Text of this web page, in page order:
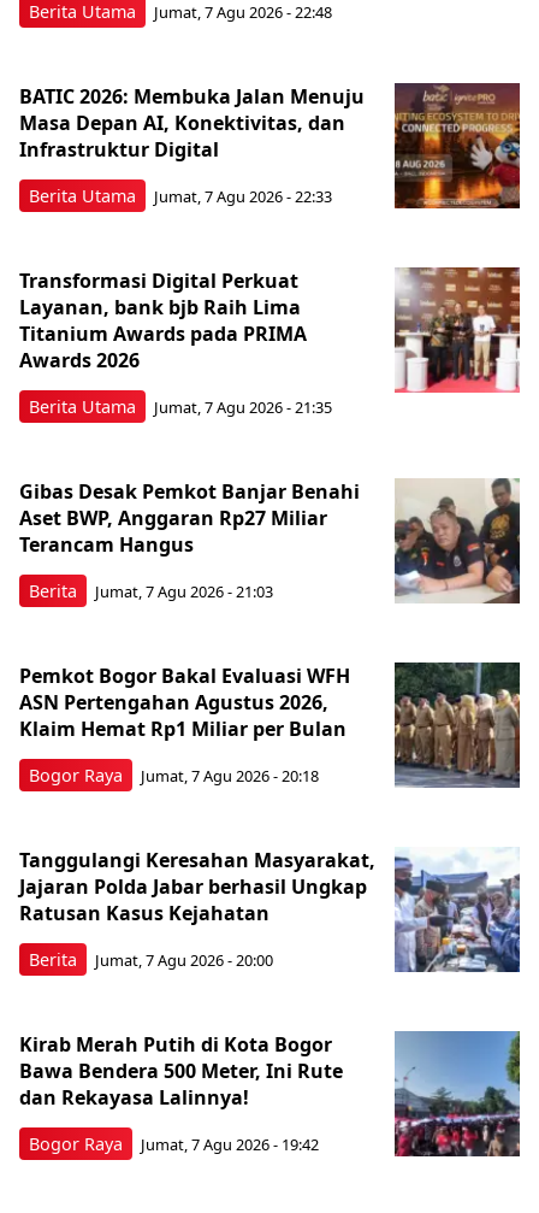
Berita Utama Jumat, 7 Agu 2026 - 22:48
Berita Utama
BATIC 2026: Membuka Jalan Menuju
Masa Depan AI, Konektivitas, dan
Infrastruktur Digital
Jumat, 7 Agu 2026 - 22:33
Berita Utama
Transformasi Digital Perkuat
Layanan, bank bjb Raih Lima
Titanium Awards pada PRIMA
Awards 2026
Jumat, 7 Agu 2026 - 21:35
Berita
Gibas Desak Pemkot Banjar Benahi
Aset BWP, Anggaran Rp27 Miliar
Terancam Hangus
Jumat, 7 Agu 2026 - 21:03
Bogor Raya
Pemkot Bogor Bakal Evaluasi WFH
ASN Pertengahan Agustus 2026,
Klaim Hemat Rp1 Miliar per Bulan
Jumat, 7 Agu 2026 - 20:18
Berita
Tanggulangi Keresahan Masyarakat,
Jajaran Polda Jabar berhasil Ungkap
Ratusan Kasus Kejahatan
Jumat, 7 Agu 2026 - 20:00
Bogor Raya
Kirab Merah Putih di Kota Bogor
Bawa Bendera 500 Meter, Ini Rute
dan Rekayasa Lalinnya!
Jumat, 7 Agu 2026 - 19:42